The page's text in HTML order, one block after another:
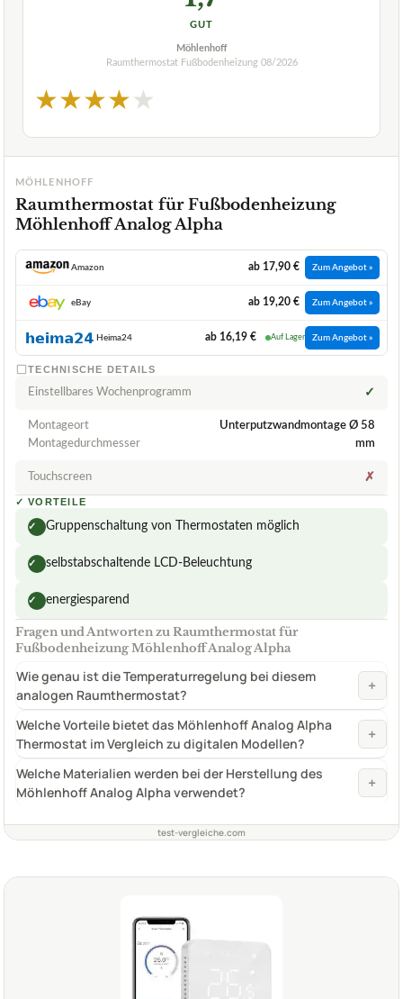
GUT
Möhlenhoff
Raumthermostat Fußbodenheizung 08/2026
★★★★★
MÖHLENHOFF
Raumthermostat für Fußbodenheizung
Möhlenhoff Analog Alpha
Amazon ab 17,90 € Zum Angebot »
eBay ab 19,20 € Zum Angebot »
Heima24 ab 16,19 € Auf Lager Zum Angebot »
TECHNISCHE DETAILS
Einstellbares Wochenprogramm ✓
Montageort
Montagedurchmesser
Unterputzwandmontage Ø 58
mm
Touchscreen ✗
✓ VORTEILE
✓ Gruppenschaltung von Thermostaten möglich
✓ selbstabschaltende LCD-Beleuchtung
✓ energiesparend
Fragen und Antworten zu Raumthermostat für
Fußbodenheizung Möhlenhoff Analog Alpha
Wie genau ist die Temperaturregelung bei diesem
analogen Raumthermostat?
+
Welche Vorteile bietet das Möhlenhoff Analog Alpha
Thermostat im Vergleich zu digitalen Modellen?
+
Welche Materialien werden bei der Herstellung des
Möhlenhoff Analog Alpha verwendet?
+
test-vergleiche.com